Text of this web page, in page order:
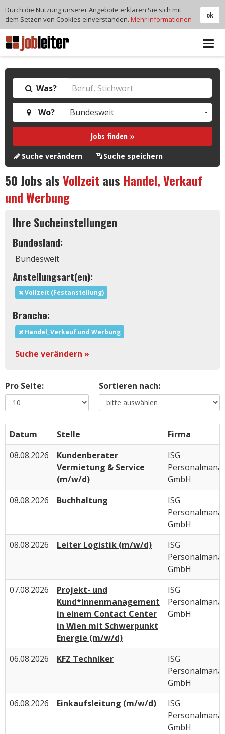
Was?
Wo?
Jobs finden »
Suche verändern Suche speichern
50Jobs alsVollzeitaus Handel, Verkauf
und Werbung
Ihre Sucheinstellungen
Bundesland:
Bundesweit
Anstellungsart(en):
Vollzeit (Festanstellung)
Branche:
Handel, Verkauf und Werbung
Suche verändern »
Pro Seite: Sortieren nach:
Datum Stelle
Firma
08.08.2026
Kundenberater
Vermietung & Service
(m/w/d)
ISG
GmbH
08.08.2026
Buchhaltung
ISG
GmbH
08.08.2026
Leiter Logistik (m/w/d)
ISG
GmbH
07.08.2026
Projekt- und
Kund*innenmanagement
in einem Contact Center
in Wien mit Schwerpunkt
Energie (m/w/d)
ISG
GmbH
06.08.2026 KFZ Techniker
ISG
GmbH
06.08.2026
Einkaufsleitung (m/w/d)
ISG
GmbH
ok
Durch die Nutzung unserer Angebote erklären Sie sich mit
dem Setzen von Cookies einverstanden. Mehr Informationen